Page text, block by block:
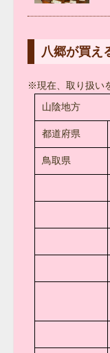
八郷が買え
※現在、取り扱い
山陰地方
都道府県
鳥取県